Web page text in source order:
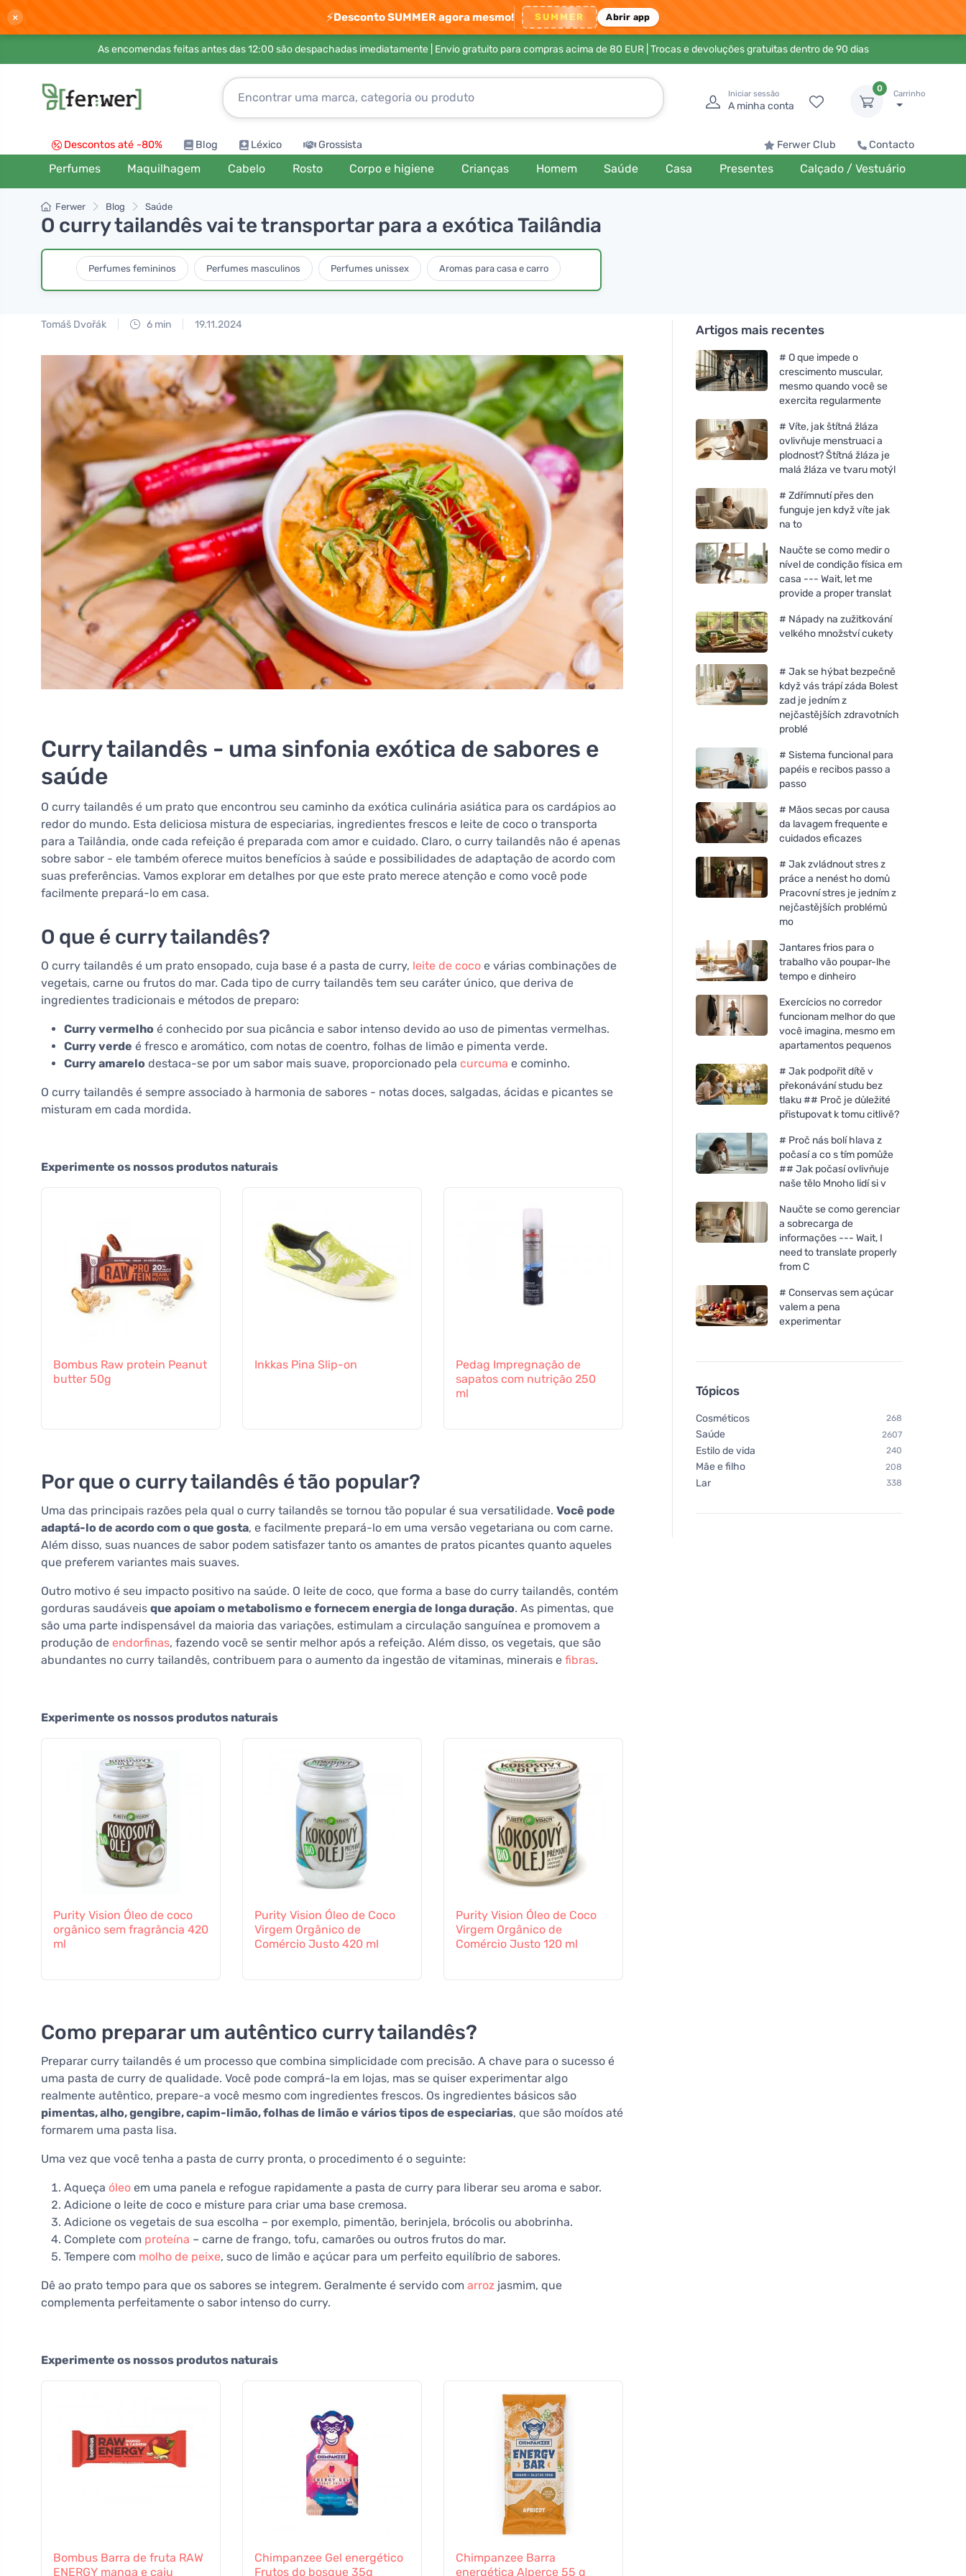
× ⚡Desconto SUMMER agora mesmo! SUMMER Abrir app
As encomendas feitas antes das 12:00 são despachadas imediatamente | Envio gratuito para compras acima de 80 EUR| Trocas e devoluções gratuitas dentro de 90 dias
Iniciar sessão
A minha conta
0
Carrinho
Descontos até -80% Blog Léxico Grossista Ferwer Club Contacto
Perfumes Maquilhagem Cabelo Rosto Corpo e higiene Crianças Homem Saúde Casa Presentes Calçado / Vestuário
Ferwer Blog Saúde
O curry tailandês vai te transportar para a exótica Tailândia
Perfumes femininos Perfumes masculinos Perfumes unissex Aromas para casa e carro
Tomáš Dvořák 6 min 19.11.2024
Curry tailandês - uma sinfonia exótica de sabores e
saúde
O curry tailandês é um prato que encontrou seu caminho da exótica culinária asiática para os cardápios ao
redor do mundo. Esta deliciosa mistura de especiarias, ingredientes frescos e leite de coco o transporta
para a Tailândia, onde cada refeição é preparada com amor e cuidado. Claro, o curry tailandês não é apenas
sobre sabor - ele também oferece muitos benefícios à saúde e possibilidades de adaptação de acordo com
suas preferências. Vamos explorar em detalhes por que este prato merece atenção e como você pode
facilmente prepará-lo em casa.
O que é curry tailandês?
O curry tailandês é um prato ensopado, cuja base é a pasta de curry, leite de coco e várias combinações de
vegetais, carne ou frutos do mar. Cada tipo de curry tailandês tem seu caráter único, que deriva de
ingredientes tradicionais e métodos de preparo:
Curry vermelho é conhecido por sua picância e sabor intenso devido ao uso de pimentas vermelhas.
Curry verde é fresco e aromático, com notas de coentro, folhas de limão e pimenta verde.
Curry amarelo destaca-se por um sabor mais suave, proporcionado pela curcuma e cominho.
O curry tailandês é sempre associado à harmonia de sabores - notas doces, salgadas, ácidas e picantes se
misturam em cada mordida.
Experimente os nossos produtos naturais
Bombus Raw protein Peanut
butter 50g
Inkkas Pina Slip-on
Pedag Impregnação de
sapatos com nutrição 250
ml
Bombus Raw energy
Naturtreu
Por que o curry tailandês é tão popular?
Uma das principais razões pela qual o curry tailandês se tornou tão popular é sua versatilidade. Você pode
adaptá-lo de acordo com o que gosta, e facilmente prepará-lo em uma versão vegetariana ou com carne.
Além disso, suas nuances de sabor podem satisfazer tanto os amantes de pratos picantes quanto aqueles
que preferem variantes mais suaves.
Outro motivo é seu impacto positivo na saúde. O leite de coco, que forma a base do curry tailandês, contém
gorduras saudáveis que apoiam o metabolismo e fornecem energia de longa duração. As pimentas, que
são uma parte indispensável da maioria das variações, estimulam a circulação sanguínea e promovem a
produção de endorfinas, fazendo você se sentir melhor após a refeição. Além disso, os vegetais, que são
abundantes no curry tailandês, contribuem para o aumento da ingestão de vitaminas, minerais e fibras.
Experimente os nossos produtos naturais
Purity Vision Óleo de coco
orgânico sem fragrância 420
ml
Purity Vision Óleo de Coco
Virgem Orgânico de
Comércio Justo 420 ml
Purity Vision Óleo de Coco
Virgem Orgânico de
Comércio Justo 120 ml
Como preparar um autêntico curry tailandês?
Preparar curry tailandês é um processo que combina simplicidade com precisão. A chave para o sucesso é
uma pasta de curry de qualidade. Você pode comprá-la em lojas, mas se quiser experimentar algo
realmente autêntico, prepare-a você mesmo com ingredientes frescos. Os ingredientes básicos são
pimentas, alho, gengibre, capim-limão, folhas de limão e vários tipos de especiarias, que são moídos até
formarem uma pasta lisa.
Uma vez que você tenha a pasta de curry pronta, o procedimento é o seguinte:
Aqueça óleo em uma panela e refogue rapidamente a pasta de curry para liberar seu aroma e sabor.
Adicione o leite de coco e misture para criar uma base cremosa.
Adicione os vegetais de sua escolha – por exemplo, pimentão, berinjela, brócolis ou abobrinha.
Complete com proteína – carne de frango, tofu, camarões ou outros frutos do mar.
Tempere com molho de peixe, suco de limão e açúcar para um perfeito equilíbrio de sabores.
Dê ao prato tempo para que os sabores se integrem. Geralmente é servido com arroz jasmim, que
complementa perfeitamente o sabor intenso do curry.
Experimente os nossos produtos naturais
Bombus Barra de fruta RAW
ENERGY manga e caju
Chimpanzee Gel energético
Frutos do bosque 35g
Chimpanzee Barra
energética Alperce 55 g
Artigos mais recentes
# O que impede o
crescimento muscular,
mesmo quando você se
exercita regularmente
# Víte, jak štítná žláza
ovlivňuje menstruaci a
plodnost? Štítná žláza je
malá žláza ve tvaru motýl
# Zdřímnutí přes den
funguje jen když víte jak
na to
Naučte se como medir o
nível de condição física em
casa --- Wait, let me
provide a proper translat
# Nápady na zužitkování
velkého množství cukety
# Jak se hýbat bezpečně
když vás trápí záda Bolest
zad je jedním z
nejčastějších zdravotních
problé
# Sistema funcional para
papéis e recibos passo a
passo
# Mãos secas por causa
da lavagem frequente e
cuidados eficazes
# Jak zvládnout stres z
práce a nenést ho domů
Pracovní stres je jedním z
nejčastějších problémů
mo
Jantares frios para o
trabalho vão poupar-lhe
tempo e dinheiro
Exercícios no corredor
funcionam melhor do que
você imagina, mesmo em
apartamentos pequenos
# Jak podpořit dítě v
překonávání studu bez
tlaku ## Proč je důležité
přistupovat k tomu citlivě?
# Proč nás bolí hlava z
počasí a co s tím pomůže
## Jak počasí ovlivňuje
naše tělo Mnoho lidí si v
Naučte se como gerenciar
a sobrecarga de
informações --- Wait, I
need to translate properly
from C
# Conservas sem açúcar
valem a pena
experimentar
Tópicos
Cosméticos 268
Saúde 2607
Estilo de vida 240
Mãe e filho 208
Lar 338